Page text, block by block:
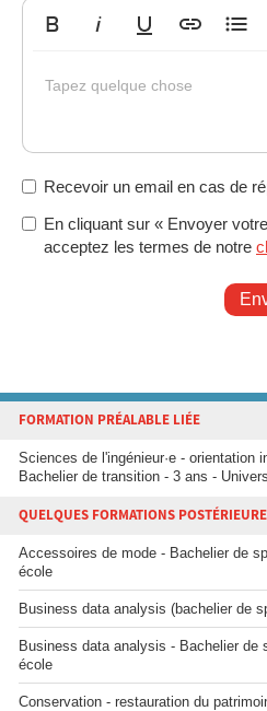
Tapez quelque chose
Recevoir un email en cas de
En cliquant sur « Envoyer
acceptez les termes de notre
FORMATION PRÉALABLE LIÉE
Sciences de l'ingénieur·e - orientation
Bachelier de transition - 3 ans -
QUELQUES FORMATIONS
Accessoires de mode - Bachelier de
école
Business data analysis (bachelier de
Business data analysis - Bachelier de
école
Conservation - restauration du